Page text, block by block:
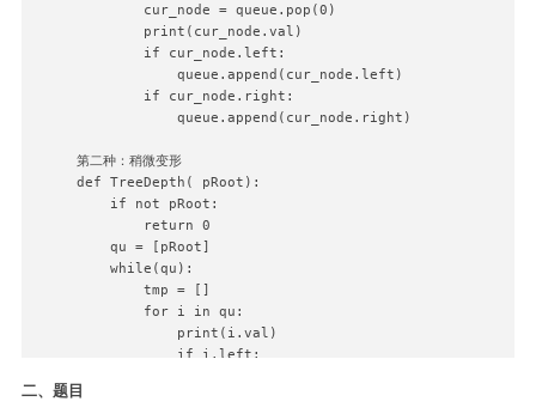
#递归实现-后序遍历：
def
if root
        postoder(root.right)
        print (root.val)
#迭代实现-前序遍历：
stack = [root]
result = []
while stack:
    t = stack.pop()
    if type(t) is node:
    else:
        cur_node = queue.pop(0)
        print(cur_node.val)
        if cur_node.left:
            queue.append(cur_node.left)
        if cur_node.right:
            queue.append(cur_node.right)
第二种：稍微变形
def TreeDepth( pRoot):
    if not pRoot:
        return 0
    qu = [pRoot]
    while(qu):
        tmp = []
        for i in qu:
            print(i.val)
            if i.left:
            if i.right:
二、题目